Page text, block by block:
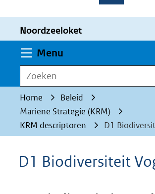
worden
toegestaan
geweigerd.
Noordzeeloket
Menu
Zoeken
Home
Beleid
Mariene Strategie (KRM)
KRM descriptoren
D1
D1 Biodiversiteit